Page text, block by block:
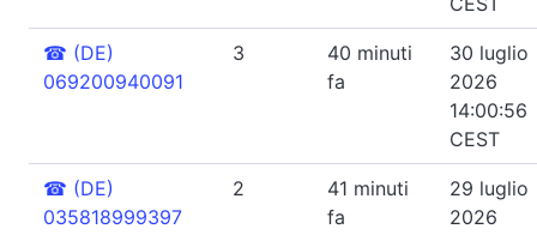
☎ (DE)
069200940091
3
40 minuti
fa
30 luglio
2026
14:00:56
CEST
☎ (DE)
035818999397
2
41 minuti
fa
29 luglio
2026